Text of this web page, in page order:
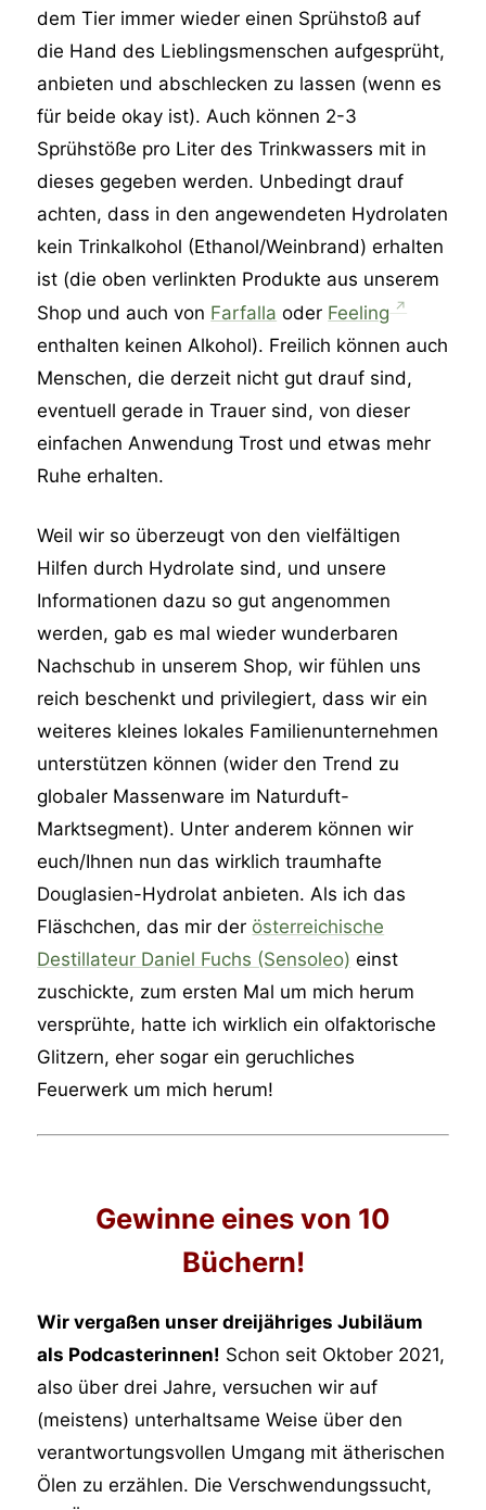
dem Tier immer wieder einen Sprühstoß auf
die Hand des Lieblingsmenschen aufgesprüht,
anbieten und abschlecken zu lassen (wenn es
für beide okay ist). Auch können 2-3
Sprühstöße pro Liter des Trinkwassers mit in
dieses gegeben werden. Unbedingt drauf
achten, dass in den angewendeten Hydrolaten
kein Trinkalkohol (Ethanol/Weinbrand) erhalten
ist (die oben verlinkten Produkte aus unserem
Shop und auch von Farfalla oder Feeling
enthalten keinen Alkohol). Freilich können auch
Menschen, die derzeit nicht gut drauf sind,
eventuell gerade in Trauer sind, von dieser
einfachen Anwendung Trost und etwas mehr
Ruhe erhalten.
Weil wir so überzeugt von den vielfältigen
Hilfen durch Hydrolate sind, und unsere
Informationen dazu so gut angenommen
werden, gab es mal wieder wunderbaren
Nachschub in unserem Shop, wir fühlen uns
reich beschenkt und privilegiert, dass wir ein
weiteres kleines lokales Familienunternehmen
unterstützen können (wider den Trend zu
globaler Massenware im Naturduft-
Marktsegment). Unter anderem können wir
euch/Ihnen nun das wirklich traumhafte
Douglasien-Hydrolat anbieten. Als ich das
Fläschchen, das mir der österreichische
Destillateur Daniel Fuchs (Sensoleo) einst
zuschickte, zum ersten Mal um mich herum
versprühte, hatte ich wirklich ein olfaktorische
Glitzern, eher sogar ein geruchliches
Feuerwerk um mich herum!
Gewinne eines von 10
Büchern!
Wir vergaßen unser dreijähriges Jubiläum
als Podcasterinnen! Schon seit Oktober 2021,
also über drei Jahre, versuchen wir auf
(meistens) unterhaltsame Weise über den
verantwortungsvollen Umgang mit ätherischen
Ölen zu erzählen. Die Verschwendungssucht,